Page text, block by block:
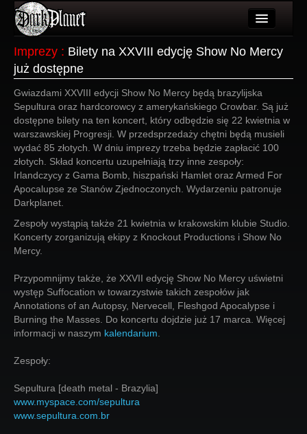
Użytkownicy
Wydarzenia
Galeria
Forum
Więcej
Login
Imprezy : Bilety na XXVIII edycję Show No Mercy
już dostępne
Gwiazdami XXVIII edycji Show No Mercy będą brazylijska
Sepultura oraz hardcorowcy z amerykańskiego Crowbar. Są już
dostępne bilety na ten koncert, który odbędzie się 22 kwietnia w
warszawskiej Progresji. W przedsprzedaży chętni będą musieli
wydać 85 złotych. W dniu imprezy trzeba będzie zapłacić 100
złotych. Skład koncertu uzupełniają trzy inne zespoły:
Irlandczycy z Gama Bomb, hiszpański Hamlet oraz Armed For
Apocalupse ze Stanów Zjednoczonych. Wydarzeniu patronuje
Darkplanet.
Zespoły wystąpią także 21 kwietnia w krakowskim klubie Studio.
Koncerty zorganizują ekipy z Knockout Productions i Show No
Mercy.
Przypomnijmy także, że XXVII edycję Show No Mercy uświetni
występ Suffocation w towarzystwie takich zespołów jak
Annotations of an Autopsy, Nervecell, Fleshgod Apocalypse i
Burning the Masses. Do koncertu dojdzie już 17 marca. Więcej
informacji w naszym kalendarium
Zespoły:
Sepultura [death metal - Brazylia]
www.myspace.com/sepultura
www.sepultura.com.br